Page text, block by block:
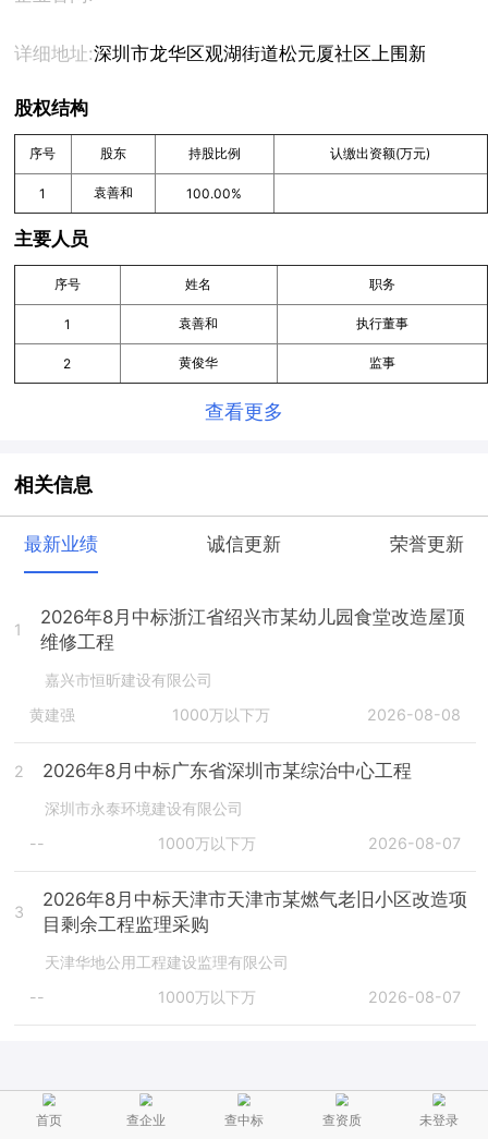
详细地址:深圳市龙华区观湖街道松元厦社区上围新村76
股权结构
序号 股东 持股比例 认缴出资额(万元)
1 袁善和 100.00%
主要人员
序号 姓名 职务
1 袁善和 执行董事
2 黄俊华 监事
查看更多
相关信息
最新业绩 诚信更新 荣誉更新
1
2026年8月中标浙江省绍兴市某幼儿园食堂改造屋顶
维修工程
嘉兴市恒昕建设有限公司
黄建强
1000万以下万 2026-08-08
2 2026年8月中标广东省深圳市某综治中心工程
深圳市永泰环境建设有限公司
--
1000万以下万 2026-08-07
3
2026年8月中标天津市天津市某燃气老旧小区改造项
目剩余工程监理采购
天津华地公用工程建设监理有限公司
--
1000万以下万 2026-08-07
首页 查企业 查中标 查资质 未登录